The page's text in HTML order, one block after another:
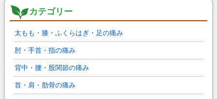
カテゴリー
太もも・膝・ふくらはぎ・足の痛み
肘・手首・指の痛み
背中・腰・股関節の痛み
首・肩・肋骨の痛み